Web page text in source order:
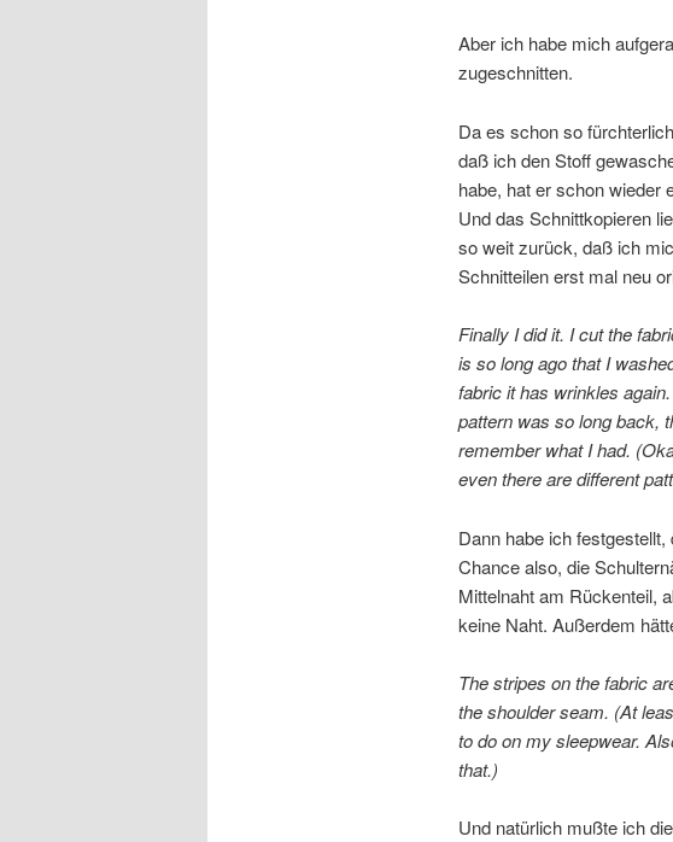
Aber ich habe mich
zugeschnitten.
Da es schon so
daß ich den Stoff
habe, hat er schon wieder
Und das Schnittkopieren
so weit zurück, daß ich
Schnitteilen erst mal neu
Finally I did it. I cut the
is so long ago that I
fabric it has wrinkles
pattern was so long back,
remember what I had.
even there are different
Dann habe ich
Chance also, die
Mittelnaht am Rückenteil,
keine Naht. Außerdem
The stripes on the fabric
the shoulder seam. (At
to do on my sleepwear.
that.)
Und natürlich mußte ich